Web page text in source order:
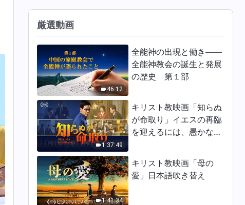
40:49
教会映画：聖書と主の御名を守
13:36
教会映画：天国に引き上げられ
る唯一の道（2）（ハイライ
ト）
34:15
教会映画：天国に引き上げられ
る唯一の道（1）（ハイライ
ト）
8:20
教会映画：パウロの言葉を見分
ける（ハイライト）
厳選動画
46:12
全能神の出現と働き——
全能神教会の誕生と発展
の歴史 第１部
1:37:49
キリスト教映画「知らぬ
が命取り」イエスの再臨
を迎えるには、愚かな乙
1:41:34
キリスト教映画「母の
愛」日本語吹き替え